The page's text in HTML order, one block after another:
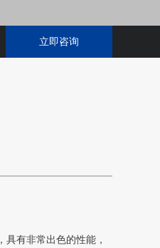
立即咨询
有非常出色的性能，